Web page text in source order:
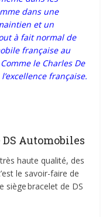
dans une
et un
à fait normal de
française au
le Charles De
française.
Automobiles
haute qualité, des
le savoir-faire de
siège bracelet de DS